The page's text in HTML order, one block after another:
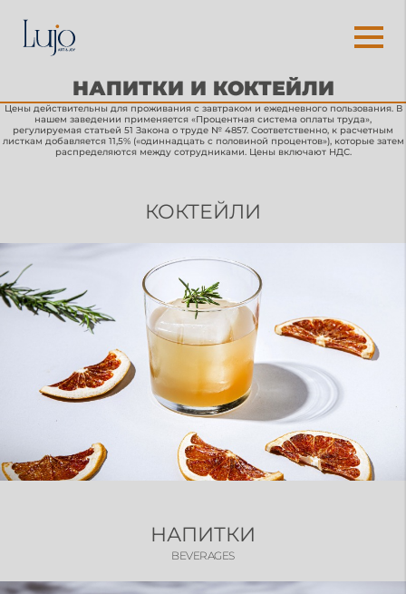
НАПИТКИ И КОКТЕЙЛИ
Цены действительны для проживания с завтраком и ежедневного пользования. В
нашем заведении применяется «Процентная система оплаты труда»,
регулируемая статьей 51 Закона о труде № 4857. Соответственно, к расчетным
листкам добавляется 11,5% («одиннадцать с половиной процентов»), которые затем
распределяются между сотрудниками. Цены включают НДС.
КОКТЕЙЛИ
НАПИТКИ
BEVERAGES